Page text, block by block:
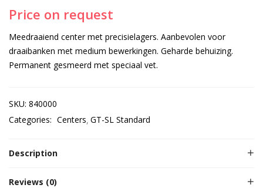
Price on request
Meedraaiend center met precisielagers. Aanbevolen voor
draaibanken met medium bewerkingen. Geharde behuizing.
Permanent gesmeerd met speciaal vet.
SKU: 840000
Categories: Centers GT-SL Standard
Description
Reviews (0)